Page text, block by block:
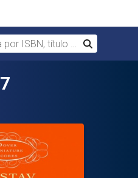
ISBN, título o autor
Buscar